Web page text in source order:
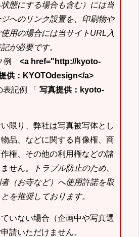
状態にする場合も含む）には当
へのリンク設置を、印刷物や
用の場合には当サイトURL入
が必要です。
例 <a href="http://kyoto-
供：KYOTOdesign</a>
記例 「 写真提供：kyoto-
限り、弊社は写真被写体とし
品、などに関する肖像権、商
権、その他の利用権などの諸
せん。
トラブル防止のため、
（お寺など）へ使用許諾を取
を推奨しております。
いない場合（企画中や写真選
請いただけません。